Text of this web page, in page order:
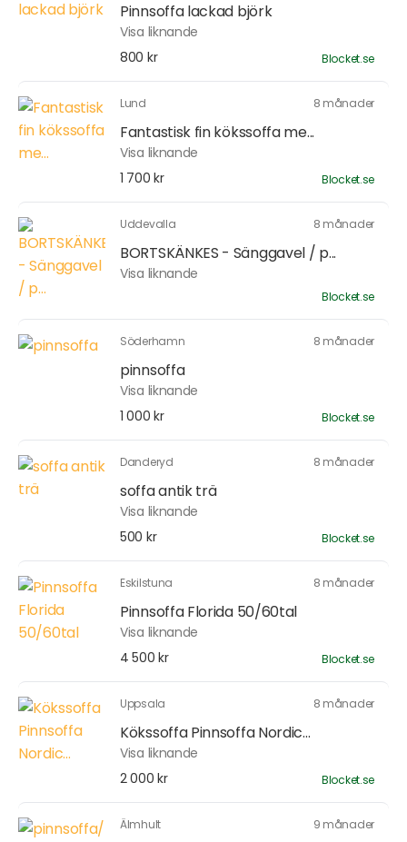
Pinnsoffa lackad björk
Visa liknande
800 kr
Blocket.se
Lund 8 månader
Fantastisk fin kökssoffa me...
Visa liknande
1 700 kr
Blocket.se
Uddevalla 8 månader
BORTSKÄNKES - Sänggavel / p...
Visa liknande
Blocket.se
Söderhamn 8 månader
pinnsoffa
Visa liknande
1 000 kr
Blocket.se
Danderyd 8 månader
soffa antik trä
Visa liknande
500 kr
Blocket.se
Eskilstuna 8 månader
Pinnsoffa Florida 50/60tal
Visa liknande
4 500 kr
Blocket.se
Uppsala 8 månader
Kökssoffa Pinnsoffa Nordic...
Visa liknande
2 000 kr
Blocket.se
Älmhult 9 månader